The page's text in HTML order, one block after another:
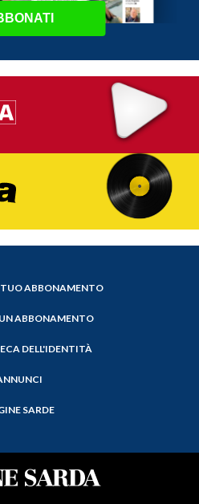
TUO ABBONAMENTO
ABBONAMENTO
DELL'IDENTITÀ
SARDE